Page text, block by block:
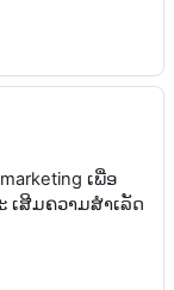
ເພື່ອ
ເສີມຄວາມສຳເລັດ